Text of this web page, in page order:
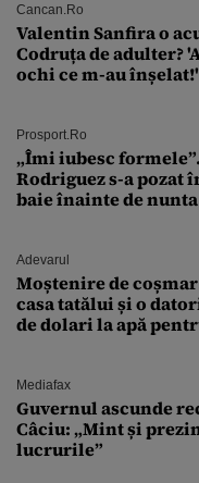
Cancan.ro
Valentin Sanfira o
Codruța de adulter?
ochi ce m-au înșelat!'
Prosport.ro
„Îmi iubesc
Rodriguez s-a pozat
baie înainte de nunta
Adevarul
Moștenire de
casa tatălui și o
de dolari la apă
Mediafax
Guvernul ascunde
Câciu: „Mint și
lucrurile”